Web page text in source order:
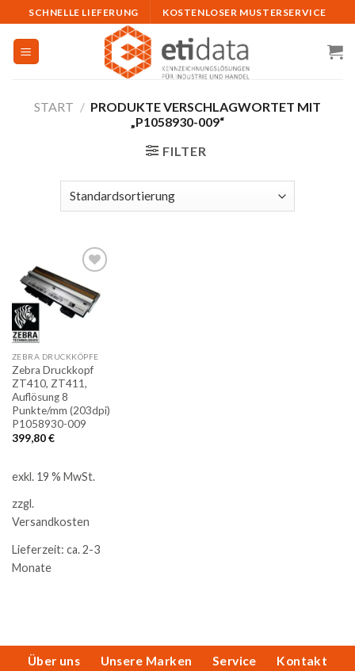
to
content
SCHNELLE LIEFERUNG KOSTENLOSER MUSTERSERVICE
START / PRODUKTE VERSCHLAGWORTET MIT
„P1058930-009“
FILTER
Auf
die
Merkliste
ZEBRA DRUCKKÖPFE
Zebra Druckkopf
ZT410, ZT411,
Auflösung 8
Punkte/mm (203dpi)
P1058930-009
399,80€
exkl. 19 % MwSt.
zzgl.
Versandkosten
Lieferzeit: ca. 2-3
Monate
Über uns Unsere Marken Service Kontakt